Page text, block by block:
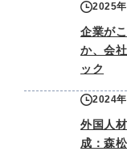
2025
企業が
か、会
ック
2024
外国人
成：森